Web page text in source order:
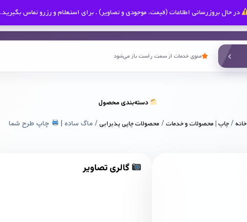
در حال بروزرسانی اطلاعات (قیمت، موجودی و تصاویر) . برای استعلام و رزرو تماس بگیرید.
منوی خدمات از سمت راست باز می‌شود
دسته‌بندی محصول
خانه/چاپ | محصولات و خدمات/ محصولات چاپی پذیرایی/ ماگ ساده | چاپ طرح شما
گالری تصاویر